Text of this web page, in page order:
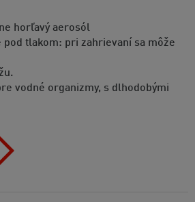
horľavý aerosól
pod tlakom: pri zahrievaní sa môže
vodné organizmy, s dlhodobými